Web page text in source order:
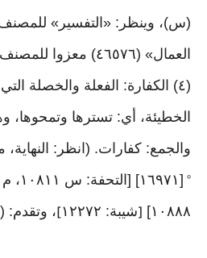
العمال» (٤٦٥٧٦) معزوا للمصنف
(٤) الكفارة: الفعلة والخصلة
الخطيئة، أي: تسترها وتمحوها،
والجمع: كفارات. (انظر: النهاية،
°
١٠٨٨٨]
[شيبة: ١٢٢٧٢ ] ، وتقدم: (١٠٢٢٧)